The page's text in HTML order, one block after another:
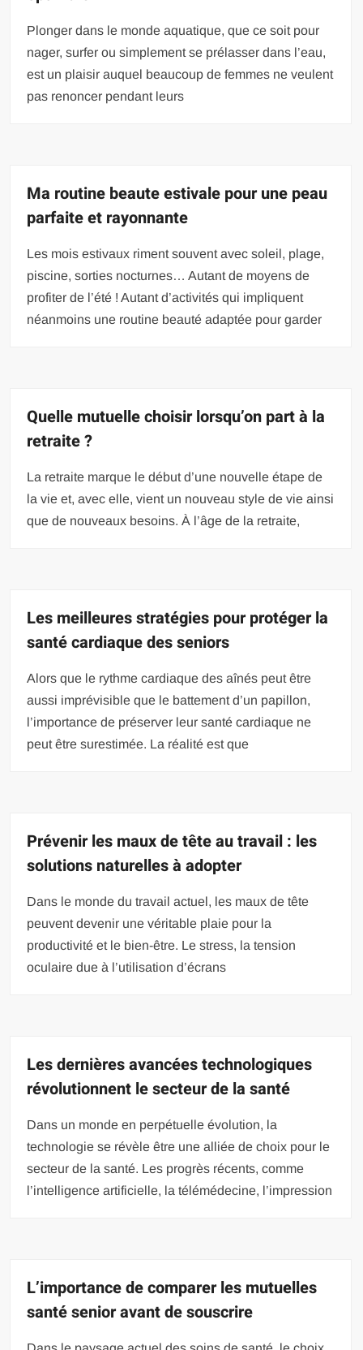
Plonger dans le monde aquatique, que ce soit pour
nager, surfer ou simplement se prélasser dans l’eau,
est un plaisir auquel beaucoup de femmes ne veulent
pas renoncer pendant leurs
Ma routine beaute estivale pour une peau
parfaite et rayonnante
Les mois estivaux riment souvent avec soleil, plage,
piscine, sorties nocturnes… Autant de moyens de
profiter de l’été ! Autant d’activités qui impliquent
néanmoins une routine beauté adaptée pour garder
Quelle mutuelle choisir lorsqu’on part à la
retraite ?
La retraite marque le début d’une nouvelle étape de
la vie et, avec elle, vient un nouveau style de vie ainsi
que de nouveaux besoins. À l’âge de la retraite,
Les meilleures stratégies pour protéger la
santé cardiaque des seniors
Alors que le rythme cardiaque des aînés peut être
aussi imprévisible que le battement d’un papillon,
l’importance de préserver leur santé cardiaque ne
peut être surestimée. La réalité est que
Prévenir les maux de tête au travail : les
solutions naturelles à adopter
Dans le monde du travail actuel, les maux de tête
peuvent devenir une véritable plaie pour la
productivité et le bien-être. Le stress, la tension
oculaire due à l’utilisation d’écrans
Les dernières avancées technologiques
révolutionnent le secteur de la santé
Dans un monde en perpétuelle évolution, la
technologie se révèle être une alliée de choix pour le
secteur de la santé. Les progrès récents, comme
l’intelligence artificielle, la télémédecine, l’impression
L’importance de comparer les mutuelles
santé senior avant de souscrire